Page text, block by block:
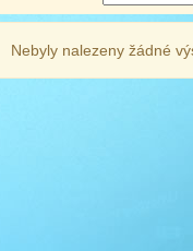
Nebyly nalezeny žádné